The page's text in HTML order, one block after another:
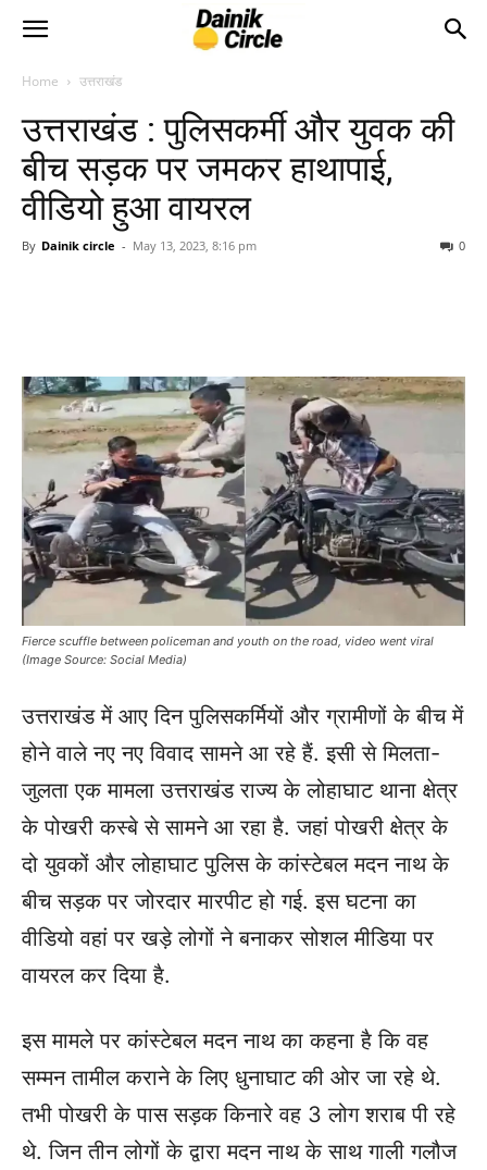
Home उत्तराखंड
उत्तराखंड : पुलिसकर्मी और युवक की
बीच सड़क पर जमकर हाथापाई,
वीडियो हुआ वायरल
By Dainik circle - May 13, 2023, 8:16 pm 0
Fierce scuffle between policeman and youth on the road, video went viral
(Image Source: Social Media)
उत्तराखंड में आए दिन पुलिसकर्मियों और ग्रामीणों के बीच में
होने वाले नए नए विवाद सामने आ रहे हैं. इसी से मिलता-
जुलता एक मामला उत्तराखंड राज्य के लोहाघाट थाना क्षेत्र
के पोखरी कस्बे से सामने आ रहा है. जहां पोखरी क्षेत्र के
दो युवकों और लोहाघाट पुलिस के कांस्टेबल मदन नाथ के
बीच सड़क पर जोरदार मारपीट हो गई. इस घटना का
वीडियो वहां पर खड़े लोगों ने बनाकर सोशल मीडिया पर
वायरल कर दिया है.
इस मामले पर कांस्टेबल मदन नाथ का कहना है कि वह
सम्मन तामील कराने के लिए धुनाघाट की ओर जा रहे थे.
तभी पोखरी के पास सड़क किनारे वह 3 लोग शराब पी रहे
थे. जिन तीन लोगों के द्वारा मदन नाथ के साथ गाली गलौज